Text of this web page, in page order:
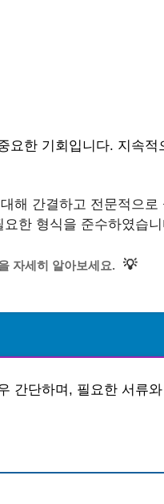
요한 기회입니다. 지속적
해 간결하고 전문적으로
한 형식을 준수하였습
자세히 알아보세요. 💡
간단하며, 필요한 서류